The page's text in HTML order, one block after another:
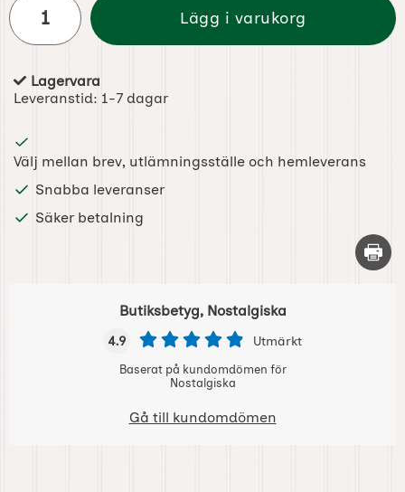
Lägg i varukorg
Tillgänglighet:
Lagervara
Leveranstid: 1-7 dagar
Välj mellan brev, utlämningsställe och hemleverans
Snabba leveranser
Säker betalning
Skriv
Butiksbetyg, Nostalgiska
4.9 Utmärkt
Baserat på kundomdömen för
Nostalgiska
Gå till kundomdömen